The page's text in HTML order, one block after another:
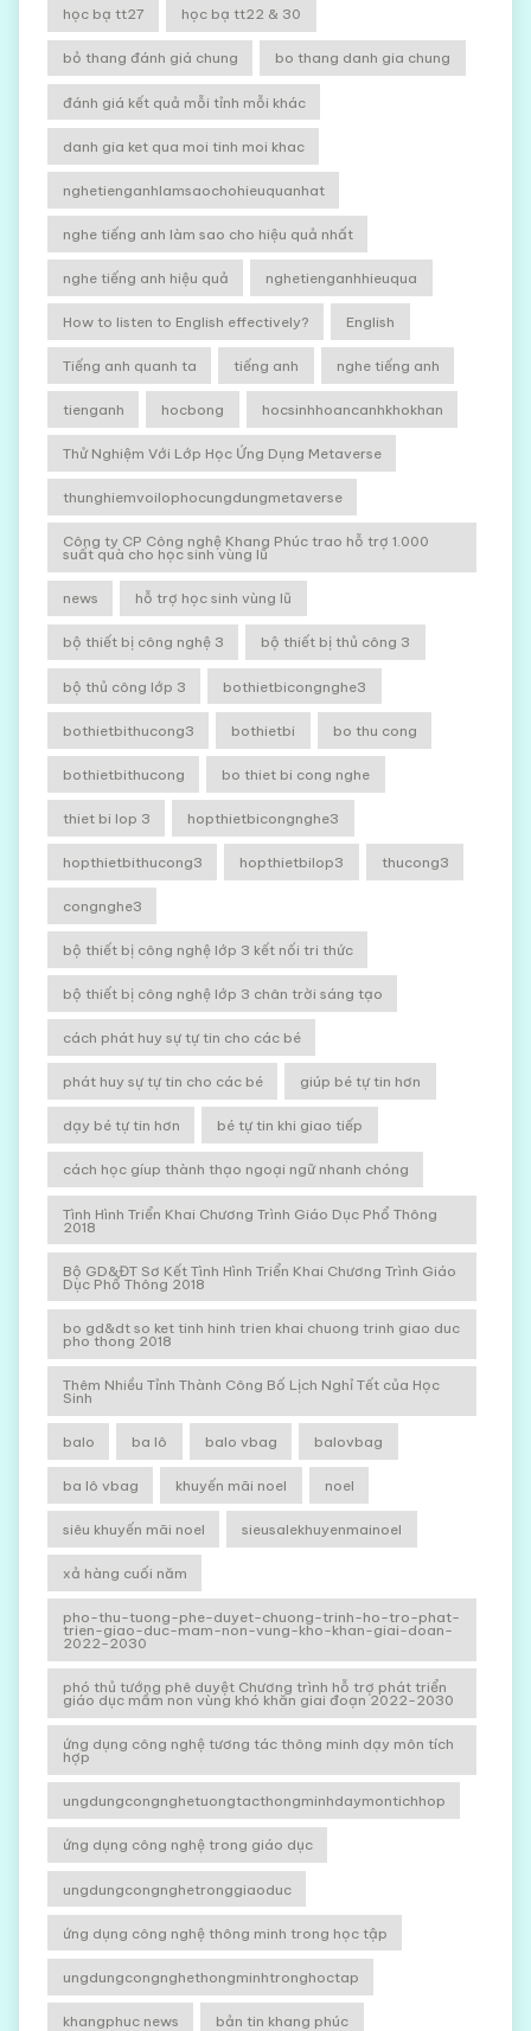
học bạ tt27 học bạ tt22 & 30
bỏ thang đánh giá chung bo thang danh gia chung
đánh giá kết quả mỗi tỉnh mỗi khác
danh gia ket qua moi tinh moi khac
nghetienganhlamsaochohieuquanhat
nghe tiếng anh làm sao cho hiệu quả nhất
nghe tiếng anh hiệu quả nghetienganhhieuqua
How to listen to English effectively? English
Tiếng anh quanh ta tiếng anh nghe tiếng anh
tienganh hocbong hocsinhhoancanhkhokhan
Thử Nghiệm Với Lớp Học Ứng Dụng Metaverse
thunghiemvoilophocungdungmetaverse
Công ty CP Công nghệ Khang Phúc trao hỗ trợ 1.000
suất quà cho học sinh vùng lũ
news hỗ trợ học sinh vùng lũ
bộ thiết bị công nghệ 3 bộ thiết bị thủ công 3
bộ thủ công lớp 3 bothietbicongnghe3
bothietbithucong3 bothietbi bo thu cong
bothietbithucong bo thiet bi cong nghe
thiet bi lop 3 hopthietbicongnghe3
hopthietbithucong3 hopthietbilop3 thucong3
congnghe3
bộ thiết bị công nghệ lớp 3 kết nối tri thức
bộ thiết bị công nghệ lớp 3 chân trời sáng tạo
cách phát huy sự tự tin cho các bé
phát huy sự tự tin cho các bé giúp bé tự tin hơn
dạy bé tự tin hơn bé tự tin khi giao tiếp
cách học gíup thành thạo ngoại ngữ nhanh chóng
Tình Hình Triển Khai Chương Trình Giáo Dục Phổ Thông
2018
Bộ GD&ĐT Sơ Kết Tình Hình Triển Khai Chương Trình Giáo
Dục Phổ Thông 2018
bo gd&dt so ket tinh hinh trien khai chuong trinh giao duc
pho thong 2018
Thêm Nhiều Tỉnh Thành Công Bố Lịch Nghỉ Tết của Học
Sinh
balo ba lô balo vbag balovbag
ba lô vbag khuyến mãi noel noel
siêu khuyến mãi noel sieusalekhuyenmainoel
xả hàng cuối năm
pho-thu-tuong-phe-duyet-chuong-trinh-ho-tro-phat-
trien-giao-duc-mam-non-vung-kho-khan-giai-doan-
2022-2030
phó thủ tướng phê duyệt Chương trình hỗ trợ phát triển
giáo dục mầm non vùng khó khăn giai đoạn 2022-2030
ứng dụng công nghệ tương tác thông minh dạy môn tích
hợp
ungdungcongnghetuongtacthongminhdaymontichhop
ứng dụng công nghệ trong giáo dục
ungdungcongnghetronggiaoduc
ứng dụng công nghệ thông minh trong học tập
ungdungcongnghethongminhtronghoctap
khangphuc news bản tin khang phúc